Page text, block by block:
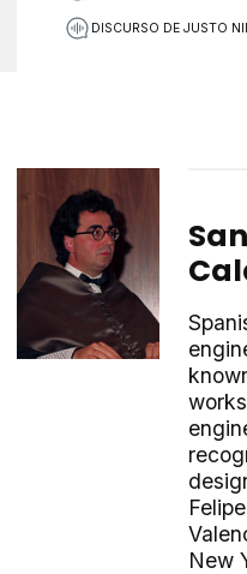
DISCURSO DE JUSTO
New